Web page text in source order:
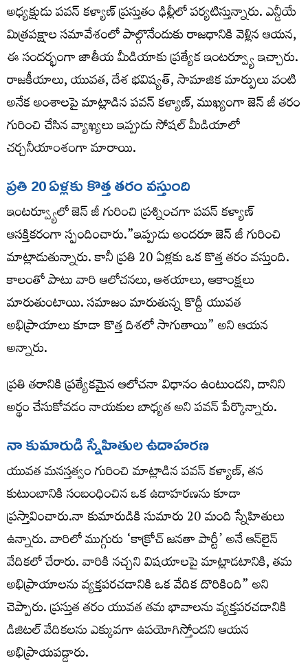
అధ్యక్షుడు పవన్ కళ్యాణ్ ప్రస్తుతం ఢిల్లీలో పర్యటిస్తున్నారు. ఎన్డీయే
మిత్రపక్షాల సమావేశంలో పాల్గొనేందుకు రాజధానికి వెళ్లిన ఆయన,
ఈ సందర్భంగా జాతీయ మీడియాకు ప్రత్యేక ఇంటర్వ్యూ ఇచ్చారు.
రాజకీయాలు, యువత, దేశ భవిష్యత్, సామాజిక మార్పులు వంటి
అనేక అంశాలపై మాట్లాడిన పవన్ కళ్యాణ్, ముఖ్యంగా జెన్ జీ తరం
గురించి చేసిన వ్యాఖ్యలు ఇప్పుడు సోషల్ మీడియాలో
చర్చనీయాంశంగా మారాయి.
ప్రతి 20 ఏళ్లకు కొత్త తరం వస్తుంది
ఇంటర్వ్యూలో జెన్ జీ గురించి ప్రశ్నించగా పవన్ కళ్యాణ్
ఆసక్తికరంగా స్పందించారు.”ఇప్పుడు అందరూ జెన్ జీ గురించి
మాట్లాడుతున్నారు. కానీ ప్రతి 20 ఏళ్లకు ఒక కొత్త తరం వస్తుంది.
కాలంతో పాటు వారి ఆలోచనలు, ఆశయాలు, ఆకాంక్షలు
మారుతుంటాయి. సమాజం మారుతున్న కొద్దీ యువత
అభిప్రాయాలు కూడా కొత్త దిశలో సాగుతాయి” అని ఆయన
అన్నారు.
ప్రతి తరానికి ప్రత్యేకమైన ఆలోచనా విధానం ఉంటుందని, దానిని
అర్థం చేసుకోవడం నాయకుల బాధ్యత అని పవన్ పేర్కొన్నారు.
నా కుమారుడి స్నేహితుల ఉదాహరణ
యువత మనస్తత్వం గురించి మాట్లాడిన పవన్ కళ్యాణ్, తన
కుటుంబానికి సంబంధించిన ఒక ఉదాహరణను కూడా
ప్రస్తావించారు.నా కుమారుడికి సుమారు 20 మంది స్నేహితులు
ఉన్నారు. వారిలో ముగ్గురు ‘కాక్రోచ్ జనతా పార్టీ’ అనే ఆన్‌లైన్
వేదికలో చేరారు. వారికి నచ్చని విషయాలపై మాట్లాడటానికి, తమ
అభిప్రాయాలను వ్యక్తపరచడానికి ఒక వేదిక దొరికింది” అని
చెప్పారు. ప్రస్తుత తరం యువత తమ భావాలను వ్యక్తపరచడానికి
డిజిటల్ వేదికలను ఎక్కువగా ఉపయోగిస్తోందని ఆయన
అభిప్రాయపడ్డారు.